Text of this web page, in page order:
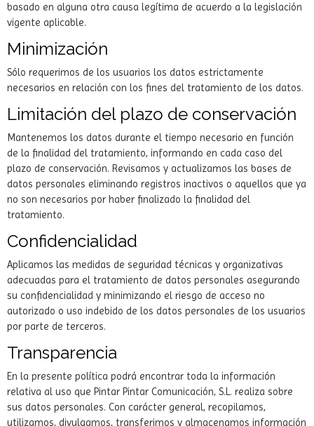
basado en alguna otra causa legítima de acuerdo a la legislación
vigente aplicable.
Minimización
Sólo requerimos de los usuarios los datos estrictamente
necesarios en relación con los fines del tratamiento de los datos.
Limitación del plazo de conservación
Mantenemos los datos durante el tiempo necesario en función
de la finalidad del tratamiento, informando en cada caso del
plazo de conservación. Revisamos y actualizamos las bases de
datos personales eliminando registros inactivos o aquellos que ya
no son necesarios por haber finalizado la finalidad del
tratamiento.
Confidencialidad
Aplicamos las medidas de seguridad técnicas y organizativas
adecuadas para el tratamiento de datos personales asegurando
su confidencialidad y minimizando el riesgo de acceso no
autorizado o uso indebido de los datos personales de los usuarios
por parte de terceros.
Transparencia
En la presente política podrá encontrar toda la información
relativa al uso que Pintar Pintar Comunicación, S.L. realiza sobre
sus datos personales. Con carácter general, recopilamos,
utilizamos, divulgamos, transferimos y almacenamos información